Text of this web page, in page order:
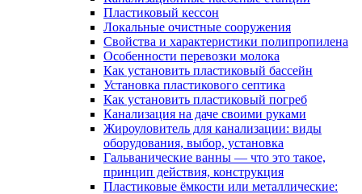
Пластиковый кессон
Локальные очистные сооружения
Свойства и характеристики полипропилена
Особенности перевозки молока
Как установить пластиковый бассейн
Установка пластикового септика
Как установить пластиковый погреб
Канализация на даче своими руками
Жироуловитель для канализации: виды
оборудования, выбор, установка
Гальванические ванны — что это такое,
принцип действия, конструкция
Пластиковые ёмкости или металлические: